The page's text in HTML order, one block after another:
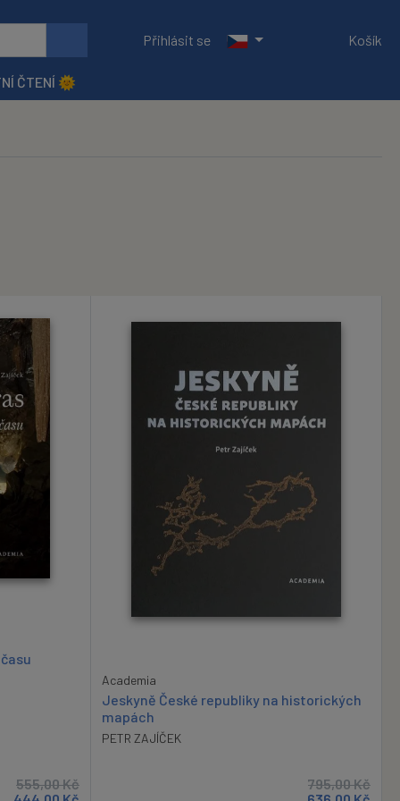
Přihlásit se
Košík
ČTENÍ 🌞
555,00Kč
Academia
Jeskyně České republiky na historických
mapách
PETR ZAJÍČEK
795,00Kč